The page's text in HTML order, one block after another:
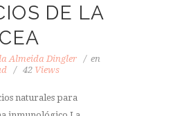
DE LA
Almeida Dingler
en
42 Views
naturales para